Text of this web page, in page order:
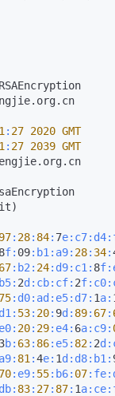
: 27 2020 GMT
: 27 2039 GMT
97: 28: 84: 7e: c7: d4:
8f: 09:b1 :a9: 28: 34:
67:b2 : 24:d9:c1 : 8f:
: 2d: cb: cf: 2f: c0:
75:d0:ad :e5:d7: 1a:
: 53: 20: 9d: 89: 67:
: 20: 29:e4: 6a: c9:
3b: 63: 86:e5: 82: 2d:
a9: 81 :4e: 1d: d8: b1:
70:e9: 55:b6: 07:fe
db: 83: 27: 87: 1a: ce: